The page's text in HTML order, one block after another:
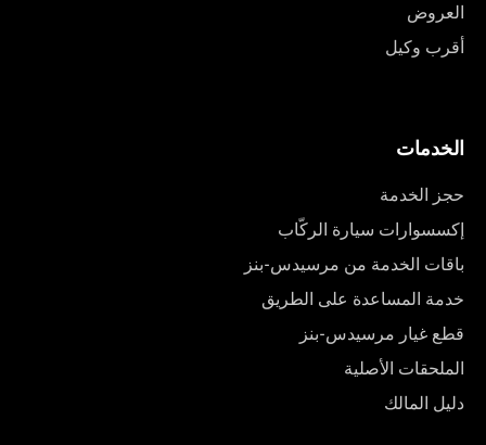
العروض
أقرب وكيل
الخدمات
حجز الخدمة
إكسسوارات سيارة الركّاب
باقات الخدمة من مرسيدس-بنز
خدمة المساعدة على الطريق
قطع غيار مرسيدس-بنز
الملحقات الأصلية
دليل المالك